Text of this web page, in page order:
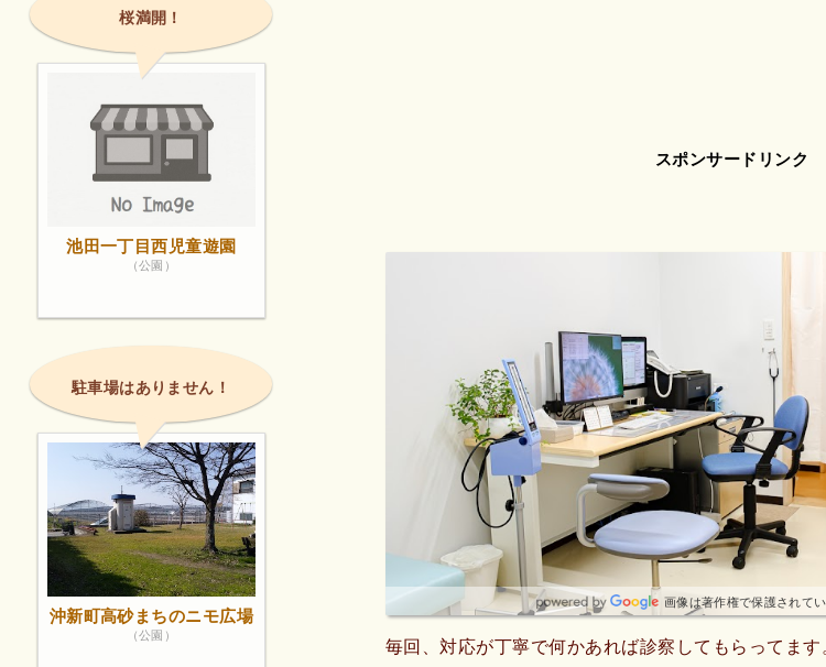
スポンサードリンク
画像は著作権で保護されて
毎回、対応が丁寧で何かあれば診察してもらってま
桜満開！
池田一丁目西児童遊園
（公園）
駐車場はありません！
沖新町高砂まちのニモ広場
（公園）